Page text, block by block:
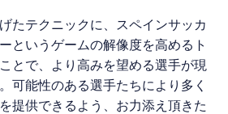
たテクニックに、スペインサッカ
というゲームの解像度を高めるト
とで、より高みを望める選手が現
可能性のある選手たちにより多く
提供できるよう、お力添え頂きた